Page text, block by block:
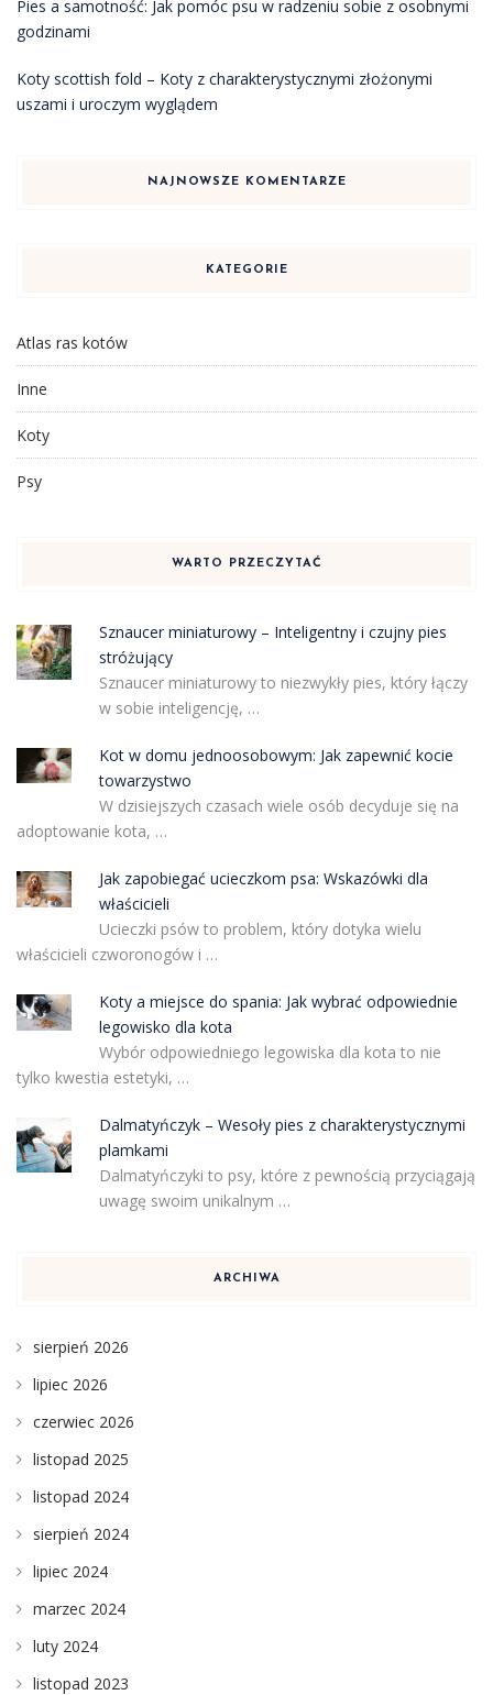
Pies a samotność: Jak pomóc psu w radzeniu sobie z osobnymi
godzinami
Koty scottish fold – Koty z charakterystycznymi złożonymi
uszami i uroczym wyglądem
NAJNOWSZE KOMENTARZE
KATEGORIE
Atlas ras kotów
Inne
Koty
Psy
WARTO PRZECZYTAĆ
Sznaucer miniaturowy – Inteligentny i czujny pies
stróżujący
Sznaucer miniaturowy to niezwykły pies, który łączy
w sobie inteligencję, …
Kot w domu jednoosobowym: Jak zapewnić kocie
towarzystwo
W dzisiejszych czasach wiele osób decyduje się na
adoptowanie kota, …
Jak zapobiegać ucieczkom psa: Wskazówki dla
właścicieli
Ucieczki psów to problem, który dotyka wielu
właścicieli czworonogów i …
Koty a miejsce do spania: Jak wybrać odpowiednie
legowisko dla kota
Wybór odpowiedniego legowiska dla kota to nie
tylko kwestia estetyki, …
Dalmatyńczyk – Wesoły pies z charakterystycznymi
plamkami
Dalmatyńczyki to psy, które z pewnością przyciągają
uwagę swoim unikalnym …
ARCHIWA
sierpień 2026
lipiec 2026
czerwiec 2026
listopad 2025
listopad 2024
sierpień 2024
lipiec 2024
marzec 2024
luty 2024
listopad 2023